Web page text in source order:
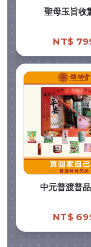
聖母玉旨收
NT$
中元普渡普
NT$